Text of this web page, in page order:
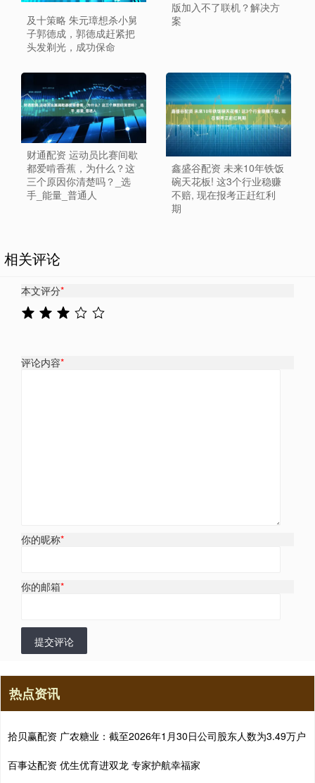
及十策略 朱元璋想杀小舅
子郭德成，郭德成赶紧把
头发剃光，成功保命
版加入不了联机？解决方
案
财通配资 运动员比赛间歇
都爱啃香蕉，为什么？这
三个原因你清楚吗？_选
手_能量_普通人
鑫盛谷配资 未来10年铁饭
碗天花板! 这3个行业稳赚
不赔, 现在报考正赶红利
期
相关评论
本文评分*
评论内容*
你的昵称*
你的邮箱*
提交评论
热点资讯
拾贝赢配资 广农糖业：截至2026年1月30日公司股东人数为3.49万户
百事达配资 优生优育进双龙 专家护航幸福家